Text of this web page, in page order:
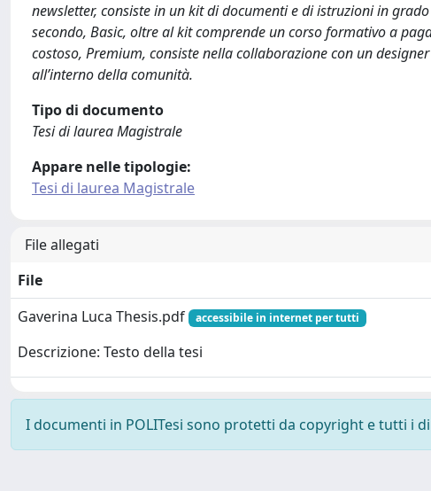
newsletter, consiste in un kit di documenti e di istruzioni in
secondo, Basic, oltre al kit comprende un corso formativo a
costoso, Premium, consiste nella collaborazione con un
all’interno della comunità.
Tipo di documento
Tesi di laurea Magistrale
Appare nelle tipologie:
Tesi di laurea Magistrale
File allegati
File
Gaverina Luca Thesis.pdf
accessibile in internet per tutti
Descrizione: Testo della tesi
I documenti in POLITesi sono protetti da copyright e tutti i